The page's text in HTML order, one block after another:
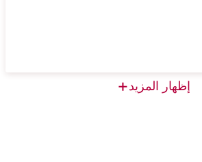
إظهار المزيد+